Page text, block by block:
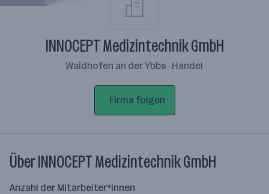
INNOCEPT Medizintechnik GmbH
Waidhofen an der Ybbs · Handel
Firma folgen
Über INNOCEPT Medizintechnik GmbH
Anzahl der Mitarbeiter*innen